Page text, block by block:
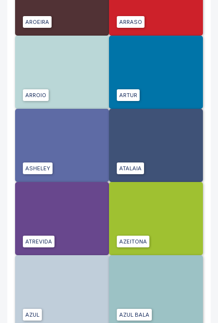
AROEIRA ARRASO
ARROIO ARTUR
ASHELEY ATALAIA
ATREVIDA AZEITONA
AZUL AZUL BALA